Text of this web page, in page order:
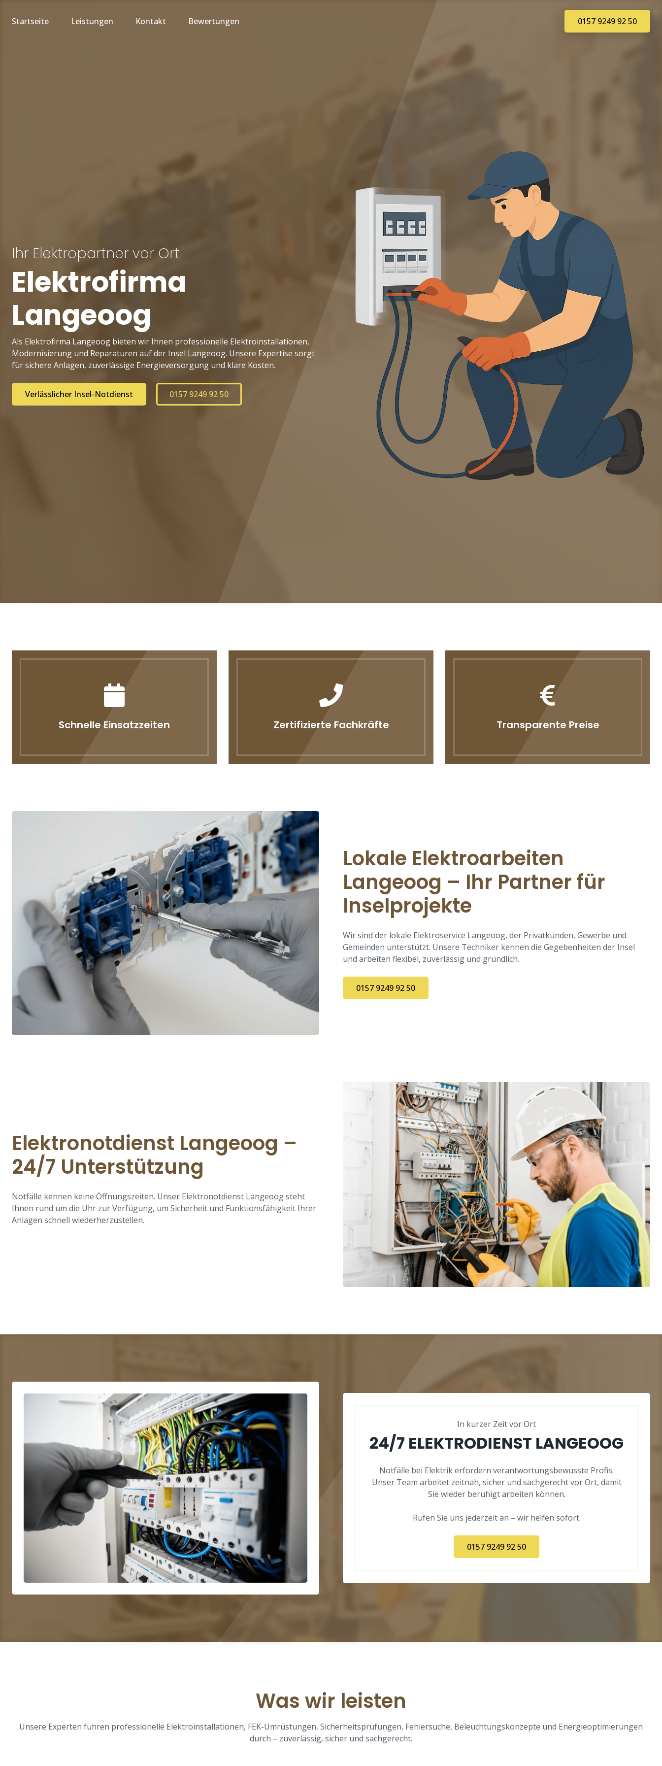
Startseite Leistungen Kontakt Bewertungen 0157 9249 92 50
Ihr Elektropartner vor Ort
Elektrofirma
Langeoog
Als Elektrofirma Langeoog bieten wir Ihnen professionelle Elektroinstallationen,
Modernisierung und Reparaturen auf der Insel Langeoog. Unsere Expertise sorgt
für sichere Anlagen, zuverlässige Energieversorgung und klare Kosten.
Verlässlicher Insel-Notdienst 0157 9249 92 50
Schnelle Einsatzzeiten Zertifizierte Fachkräfte Transparente Preise
Lokale Elektroarbeiten
Langeoog – Ihr Partner für
Inselprojekte
Wir sind der lokale Elektroservice Langeoog, der Privatkunden, Gewerbe und
Gemeinden unterstützt. Unsere Techniker kennen die Gegebenheiten der Insel
und arbeiten flexibel, zuverlässig und gründlich.
0157 9249 92 50
Elektronotdienst Langeoog –
24/7 Unterstützung
Notfälle kennen keine Öffnungszeiten. Unser Elektronotdienst Langeoog steht
Ihnen rund um die Uhr zur Verfügung, um Sicherheit und Funktionsfähigkeit Ihrer
Anlagen schnell wiederherzustellen.
In kurzer Zeit vor Ort
24/7 ELEKTRODIENST LANGEOOG
Notfälle bei Elektrik erfordern verantwortungsbewusste Profis.
Unser Team arbeitet zeitnah, sicher und sachgerecht vor Ort, damit
Sie wieder beruhigt arbeiten können.
Rufen Sie uns jederzeit an – wir helfen sofort.
0157 9249 92 50
Was wir leisten
Unsere Experten führen professionelle Elektroinstallationen, FEK-Umrüstungen, Sicherheitsprüfungen, Fehlersuche, Beleuchtungskonzepte und Energieoptimierungen
durch – zuverlässig, sicher und sachgerecht.